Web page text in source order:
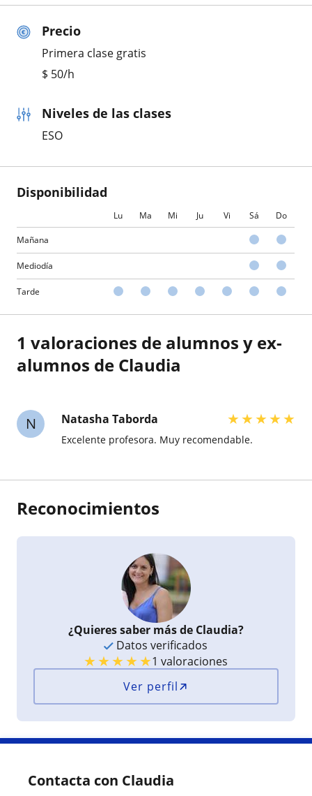
Precio
Primera clase gratis
$ 50/h
Niveles de las clases
ESO
Disponibilidad
Lu Ma Mi Ju Vi Sá Do
Mañana
Mediodía
Tarde
1 valoraciones de alumnos y ex-
alumnos de Claudia
N Natasha Taborda ★★★★★
Excelente profesora. Muy recomendable.
Reconocimientos
¿Quieres saber más de Claudia?
Datos verificados
★★★★★1 valoraciones
Ver perfil
Contacta con Claudia